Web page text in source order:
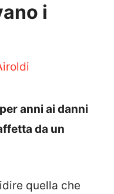
i
anni ai danni
da un
quella che